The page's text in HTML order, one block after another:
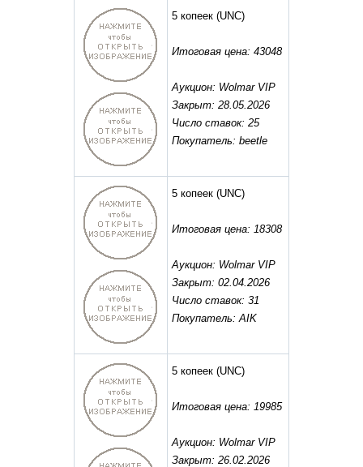
5 копеек (UNC)
Итоговая цена: 43048
Аукцион: Wolmar VIP
Закрыт: 28.05.2026
Число ставок: 25
Покупатель: beetle
5 копеек (UNC)
Итоговая цена: 18308
Аукцион: Wolmar VIP
Закрыт: 02.04.2026
Число ставок: 31
Покупатель: AIK
5 копеек (UNC)
Итоговая цена: 19985
Аукцион: Wolmar VIP
Закрыт: 26.02.2026